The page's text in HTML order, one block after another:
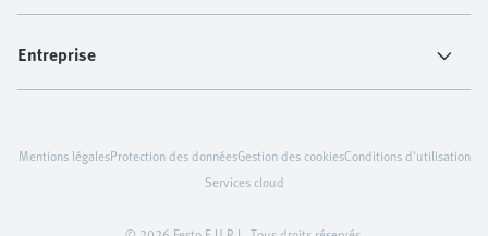
Entreprise
Mentions légalesProtection des donnéesGestion des cookiesConditions d'utilisation
Services cloud